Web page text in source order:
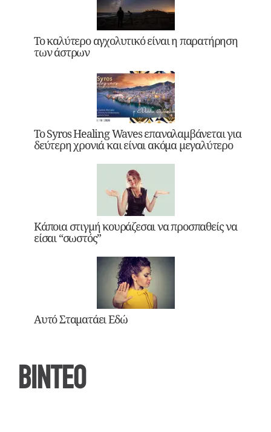
Το καλύτερο αγχολυτικό είναι η παρατήρηση
των άστρων
Το Syros Healing Waves επαναλαμβάνεται για
δεύτερη χρονιά και είναι ακόμα μεγαλύτερο
Κάποια στιγμή κουράζεσαι να προσπαθείς να
είσαι “σωστός”
Αυτό Σταματάει Εδώ
ΒΙΝΤΕΟ